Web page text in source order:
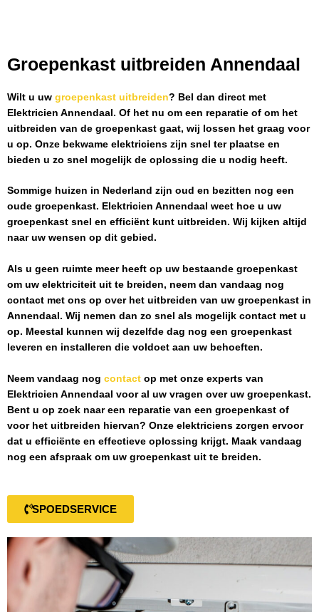
Groepenkast uitbreiden Annendaal
Wilt u uw groepenkast uitbreiden? Bel dan direct met
Elektricien Annendaal. Of het nu om een reparatie of om het
uitbreiden van de groepenkast gaat, wij lossen het graag voor
u op. Onze bekwame elektriciens zijn snel ter plaatse en
bieden u zo snel mogelijk de oplossing die u nodig heeft.
Sommige huizen in Nederland zijn oud en bezitten nog een
oude groepenkast. Elektricien Annendaal weet hoe u uw
groepenkast snel en efficiënt kunt uitbreiden. Wij kijken altijd
naar uw wensen op dit gebied.
Als u geen ruimte meer heeft op uw bestaande groepenkast
om uw elektriciteit uit te breiden, neem dan vandaag nog
contact met ons op over het uitbreiden van uw groepenkast in
Annendaal . Wij nemen dan zo snel als mogelijk contact met u
op. Meestal kunnen wij dezelfde dag nog een groepenkast
leveren en installeren die voldoet aan uw behoeften.
Neem vandaag nog contact op met onze experts van
Elektricien Annendaal voor al uw vragen over uw groepenkast.
Bent u op zoek naar een reparatie van een groepenkast of
voor het uitbreiden hiervan? Onze elektriciens zorgen ervoor
dat u efficiënte en effectieve oplossing krijgt. Maak vandaag
nog een afspraak om uw groepenkast uit te breiden.
SPOEDSERVICE